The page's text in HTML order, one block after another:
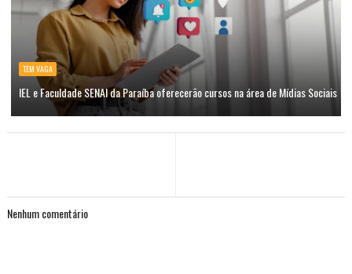
TEM VAGA
IEL e Faculdade SENAI da Paraíba oferecerão cursos na área de Mídias Sociais
Nenhum comentário